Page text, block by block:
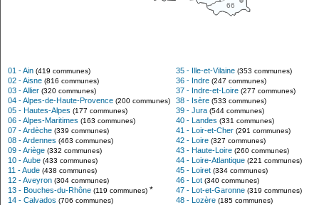
66
01 - Ain (419 communes)
02 - Aisne (816 communes)
03 - Allier (320 communes)
04 - Alpes-de-Haute-Provence (200 communes)
05 - Hautes-Alpes (177 communes)
06 - Alpes-Maritimes (163 communes)
07 - Ardèche (339 communes)
08 - Ardennes (463 communes)
09 - Ariège (332 communes)
10 - Aube (433 communes)
11 - Aude (438 communes)
12 - Aveyron (304 communes)
13 - Bouches-du-Rhône (119 communes) *
14 - Calvados (706 communes)
35 - Ille-et-Vilaine (353 communes)
36 - Indre (247 communes)
37 - Indre-et-Loire (277 communes)
38 - Isère (533 communes)
39 - Jura (544 communes)
40 - Landes (331 communes)
41 - Loir-et-Cher (291 communes)
42 - Loire (327 communes)
43 - Haute-Loire (260 communes)
44 - Loire-Atlantique (221 communes)
45 - Loiret (334 communes)
46 - Lot (340 communes)
47 - Lot-et-Garonne (319 communes)
48 - Lozère (185 communes)